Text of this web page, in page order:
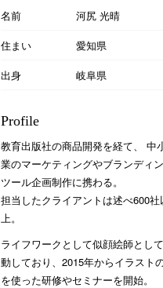
名前
河尻 光晴
住まい
愛知県
出身
岐阜県
Profile
教育出版社の商品開発を経て、 中
業のマーケティングやブランディ
ツール企画制作に携わる。
担当したクライアントは述べ600社
上。
ライフワークとして似顔絵師とし
動しており、2015年からイラスト
を使った研修やセミナーを開始。